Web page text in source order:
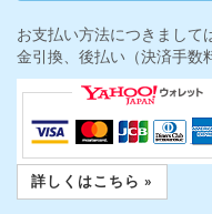
お支払い方法につきまして
金引換、後払い（決済手数
詳しくはこちら »